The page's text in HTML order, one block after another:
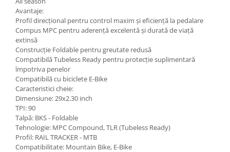
Avantaje:
Profil direcțional pentru control maxim și eficiență la pedalare
Compus MPC pentru aderență excelentă și durată de viață
extinsă
Construcție Foldable pentru greutate redusă
Compatibilă Tubeless Ready pentru protecție suplimentară
împotriva penelor
Compatibilă cu biciclete E-Bike
Caracteristici cheie:
Dimensiune: 29x2.30 inch
TPI: 90
Talpă: BKS - Foldable
Tehnologie: MPC Compound, TLR (Tubeless Ready)
Profil: RAIL TRACKER - MTB
Compatibilitate: Mountain Bike, E-Bike